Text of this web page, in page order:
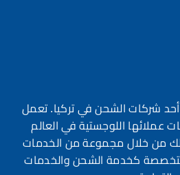
شركات الشحن في تركيا. تعمل
عملائها اللوجستية في العالم
من خلال مجموعة من الخدمات
كخدمة الشحن والخدمات